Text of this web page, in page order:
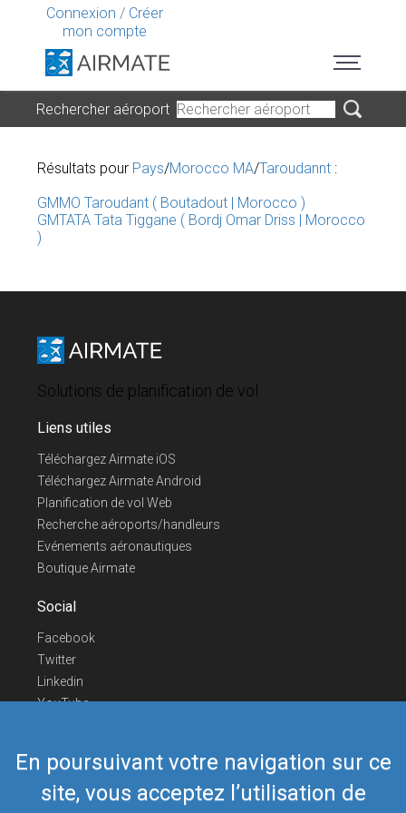
Connexion / Créer
mon compte
En poursuivant votre navigation sur ce
site, vous acceptez l’utilisation de
Rechercher aéroport
Résultats pour Pays/Morocco MA/Taroudannt :
GMMO Taroudant ( Boutadout | Morocco )
GMTATA Tata Tiggane ( Bordj Omar Driss | Morocco
)
Solutions de planification de vol
Liens utiles
Téléchargez Airmate iOS
Téléchargez Airmate Android
Planification de vol Web
Recherche aéroports/handleurs
Evénements aéronautiques
Boutique Airmate
Social
Facebook
Twitter
Linkedin
YouTube
Nous contacter
Téléphone Europe+352 26441835